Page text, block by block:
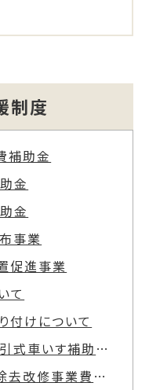
制度
補助金
金
金
事業
促進事業
て
付けについて
す補助装置事業
修事業費補助金